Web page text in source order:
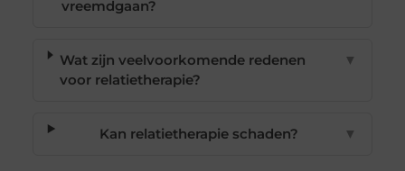
vreemdgaan?
Wat zijn veelvoorkomende redenen
voor relatietherapie?
▼
Kan relatietherapie schaden? ▼